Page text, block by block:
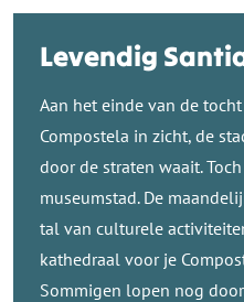
Levendig
Aan het einde van de
Compostela in zicht, de
door de straten waait.
museumstad. De
tal van culturele
kathedraal voor je
Sommigen lopen nog